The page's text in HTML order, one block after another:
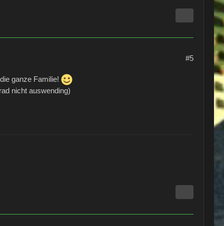
#5
ganze Familie!
nicht auswending)